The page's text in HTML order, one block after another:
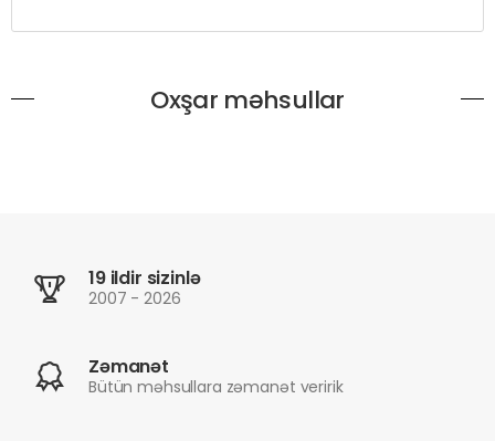
Oxşar məhsullar
19 ildir sizinlə
2007 - 2026
Zəmanət
Bütün məhsullara zəmanət veririk